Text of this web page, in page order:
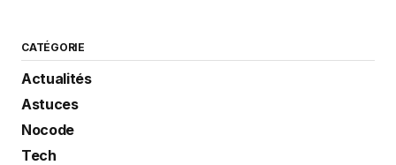
CATÉGORIE
Actualités
Astuces
Nocode
Tech